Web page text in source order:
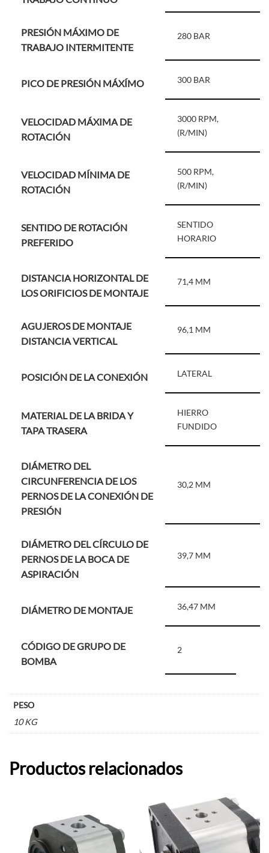
PRESIÓN MÁXIMO DE
TRABAJO INTERMITENTE
280 BAR
PICO DE PRESIÓN MÁXÍMO 300 BAR
VELOCIDAD MÁXIMA DE
ROTACIÓN
3000 RPM,
(R/MIN)
VELOCIDAD MÍNIMA DE
ROTACIÓN
500 RPM,
(R/MIN)
SENTIDO DE ROTACIÓN
PREFERIDO
SENTIDO
HORARIO
DISTANCIA HORIZONTAL DE
LOS ORIFICIOS DE MONTAJE
71,4 MM
AGUJEROS DE MONTAJE
DISTANCIA VERTICAL
96,1 MM
POSICIÓN DE LA CONEXIÓN LATERAL
MATERIAL DE LA BRIDA Y
TAPA TRASERA
HIERRO
FUNDIDO
DIÁMETRO DEL
CIRCUNFERENCIA DE LOS
PERNOS DE LA CONEXIÓN DE
PRESIÓN
30,2 MM
DIÁMETRO DEL CÍRCULO DE
PERNOS DE LA BOCA DE
ASPIRACIÓN
39,7 MM
DIÁMETRO DE MONTAJE 36,47 MM
CÓDIGO DE GRUPO DE
BOMBA
2
PESO
10 KG
Productos relacionados